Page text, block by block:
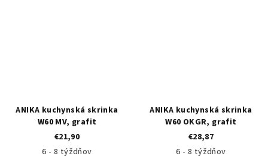
ANIKA kuchynská skrinka
W60 MV, grafit
€21,90
6 - 8 týždňov
ANIKA kuchynská skrinka
W60 OKGR, grafit
€28,87
6 - 8 týždňov